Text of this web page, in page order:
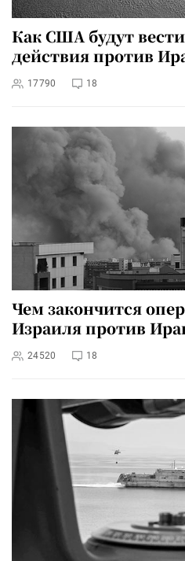
Как США будут
действия против
17790 18
Чем закончится
Израиля против
24520 18